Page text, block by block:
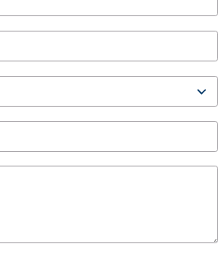
για την
σας
συνεχή παροχή
επίσης μικρά, συμπαγή και